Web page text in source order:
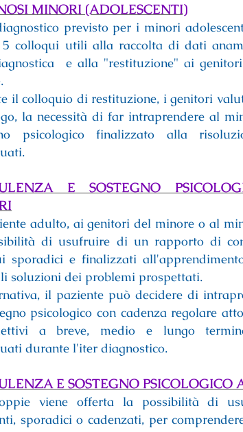
MINORI (ADOLESCENTI)
previsto per i minori
colloqui utili alla raccolta di dati
e alla "restituzione" ai
il colloquio di restituzione, i genitori
la necessità di far intraprendere al
psicologico finalizzato alla
E SOSTEGNO
adulto, ai genitori del minore o al
di usufruire di un rapporto di
sporadici e finalizzati
soluzioni dei problemi prospettati.
il paziente può decidere di
psicologico con cadenza regolare
a breve, medio e lungo termine
durante l'iter diagnostico.
E SOSTEGNO PSICOLOGICO
viene offerta la possibilità di
sporadici o cadenzati, per